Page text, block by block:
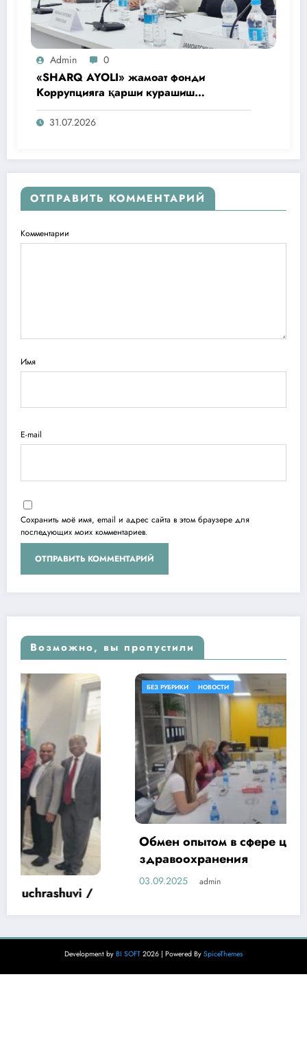
Admin 0
«SHARQ AYOLI» жамоат фонди
Коррупцияга қарши курашиш
агентлигидаги жамоат эшитувида
ташаббусларини тақдим этди
31.07.2026
ОТПРАВИТЬ КОММЕНТАРИЙ
Комментарии
Имя
E-mail
Сохранить моё имя, email и адрес сайта в этом браузере для
последующих моих комментариев.
Возможно, вы пропустили
БЕЗ РУБРИКИ
Обмен опытом в сфере цифровизации
здравоохранения
Development by BI SOFT 2026 | Powered By SpiceThemes